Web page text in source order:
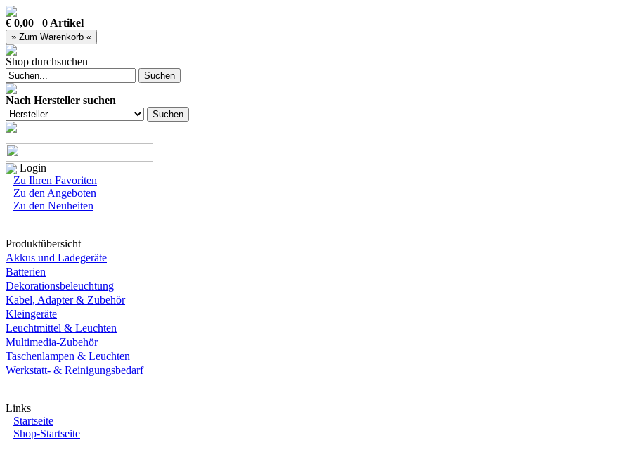
€ 0,00 0 Artikel
Shop durchsuchen
Nach Hersteller suchen
Login
Zu Ihren Favoriten
Zu den Angeboten
Zu den Neuheiten
Produktübersicht
Akkus und Ladegeräte
Batterien
Dekorationsbeleuchtung
Kabel, Adapter & Zubehör
Kleingeräte
Leuchtmittel & Leuchten
Multimedia-Zubehör
Taschenlampen & Leuchten
Werkstatt- & Reinigungsbedarf
Links
Startseite
Shop-Startseite